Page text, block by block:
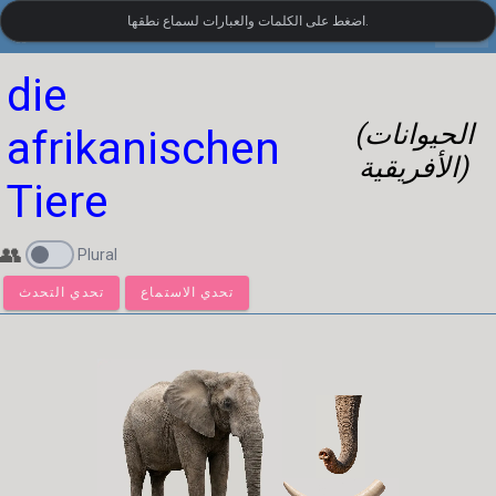
LanguageGuide.org•المفردات البصرية الألمانية
die
afrikanischen
Tiere
(الحيوانات
الأفريقية)
👥 Plural
اضغط على الكلمات والعبارات لسماع نطقها.